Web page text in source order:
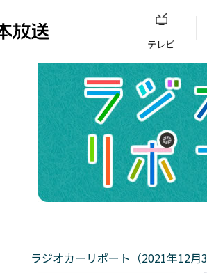
テレビ
ラジオカーリポート（2021年12月